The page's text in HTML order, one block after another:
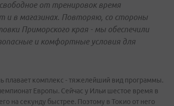
от тренировок время
и в магазинах. Повторяю, со стороны
Приморского края - мы обеспечили
и комфортные условия для
плавает комплекс - тяжелейший вид программы.
Европы. Сейчас у Ильи шестое время в
на секунду быстрее. Поэтому в Токио от него